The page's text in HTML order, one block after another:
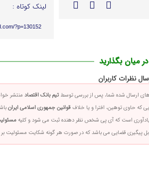
لینک کوتاه :
?p=130152
میان بگذارید
نظرات کاربران
های ارسال شده شما، پس از بررسی توسط تیم بانک اقتصاد منتشر
که حاوی توهین، افترا و یا خلاف قوانین جمهوری اسلامی ایران
یادآوری است که آی پی شخص نظر دهنده ثبت می شود و کلیه
پیگیری قضایی می باشد که در صورت هر گونه شکایت مسئولیت